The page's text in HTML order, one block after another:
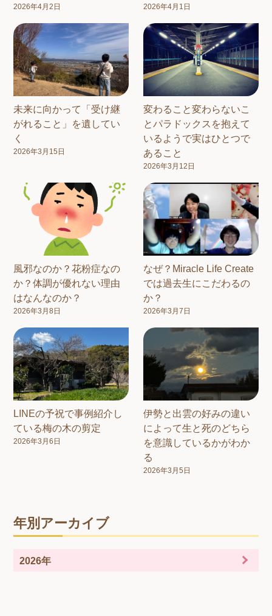
2026年4月2日 2026年4月1日
未来に向かって「受け継
がれること」を遺してい
く
2026年3月15日
変わること変わらないこ
とパラドックスを抱えて
いるようで実はひとつで
あること
2026年3月12日
風邪なのか？花粉症なの
か？体調が優れない理由
はなんなのか？
2026年3月8日
なぜ？Miracle Life Create
では過去生にこだわるの
か？
2026年3月7日
LINEの予祝で事例紹介し
ている梅の木の剪定
2026年3月6日
伊勢と出雲の好みの違い
によって生と死のどちら
を意識しているかがわか
る
2026年3月5日
年別アーカイブ
2026年